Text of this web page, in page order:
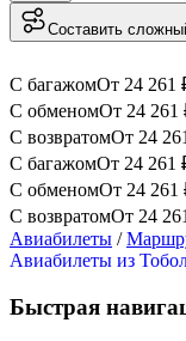
Составить
С багажомОт 24 261
С обменомОт 24 261
С возвратомОт 24 261
С багажомОт 24 261
С обменомОт 24 261
С возвратомОт 24 261
Авиабилеты /
Авиабилеты из
Быстрая